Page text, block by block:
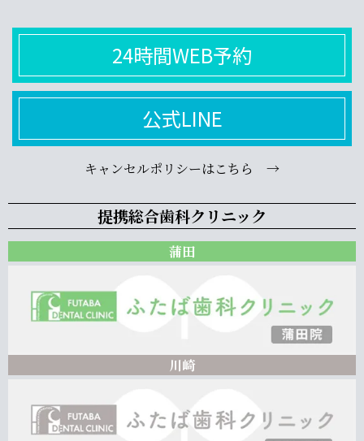
24時間WEB予約
公式LINE
キャンセルポリシーはこちら →
提携総合歯科クリニック
蒲田
川崎